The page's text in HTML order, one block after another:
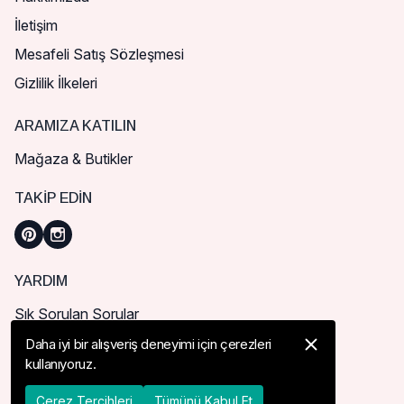
İletişim
Mesafeli Satış Sözleşmesi
Gizlilik İlkeleri
ARAMIZA KATILIN
Mağaza & Butikler
TAKIP EDIN
YARDIM
Sık Sorulan Sorular
Nasıl Sipariş Verebilirim?
Kargo ve Teslimat
İade, İptal ve Değişim
Daha iyi bir alışveriş deneyimi için çerezleri
kullanıyoruz.
Çerez Tercihleri Tümünü Kabul Et